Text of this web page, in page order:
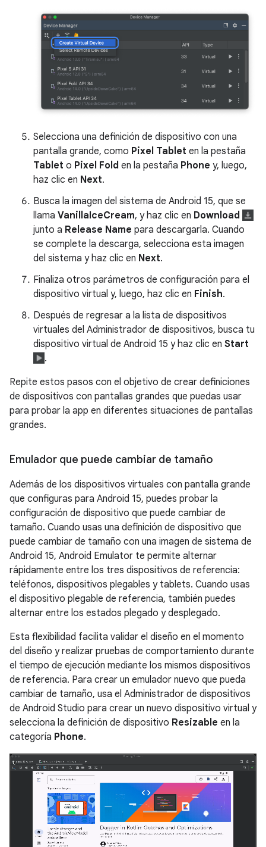
Selecciona una definición de dispositivo con una
pantalla grande, como Pixel Tablet en la pestaña
Tablet o Pixel Fold en la pestaña Phone y, luego,
haz clic en Next.
Busca la imagen del sistema de Android 15, que se
llama VanillaIceCream, y haz clic en Download
junto a Release Name para descargarla. Cuando
se complete la descarga, selecciona esta imagen
del sistema y haz clic en Next.
Finaliza otros parámetros de configuración para el
dispositivo virtual y, luego, haz clic en Finish.
Después de regresar a la lista de dispositivos
virtuales del Administrador de dispositivos, busca tu
dispositivo virtual de Android 15 y haz clic en Start
.
Repite estos pasos con el objetivo de crear definiciones
de dispositivos con pantallas grandes que puedas usar
para probar la app en diferentes situaciones de pantallas
grandes.
Emulador que puede cambiar de tamaño
Además de los dispositivos virtuales con pantalla grande
que configuras para Android 15, puedes probar la
configuración de dispositivo que puede cambiar de
tamaño. Cuando usas una definición de dispositivo que
puede cambiar de tamaño con una imagen de sistema de
Android 15, Android Emulator te permite alternar
rápidamente entre los tres dispositivos de referencia:
teléfonos, dispositivos plegables y tablets. Cuando usas
el dispositivo plegable de referencia, también puedes
alternar entre los estados plegado y desplegado.
Esta flexibilidad facilita validar el diseño en el momento
del diseño y realizar pruebas de comportamiento durante
el tiempo de ejecución mediante los mismos dispositivos
de referencia. Para crear un emulador nuevo que pueda
cambiar de tamaño, usa el Administrador de dispositivos
de Android Studio para crear un nuevo dispositivo virtual y
selecciona la definición de dispositivo Resizable en la
categoría Phone.